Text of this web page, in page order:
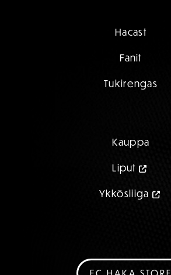
Hacast
Fanit
Tukirengas
Kauppa
Liput
Ykkösliiga